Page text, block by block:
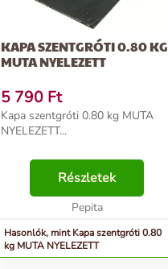
KAPA SZENTGRÓTI 0.80 KG
MUTA NYELEZETT
5 790 Ft
Kapa szentgróti 0.80 kg MUTA
NYELEZETT...
Részletek
Pepita
Hasonlók, mint Kapa szentgróti 0.80
kg MUTA NYELEZETT